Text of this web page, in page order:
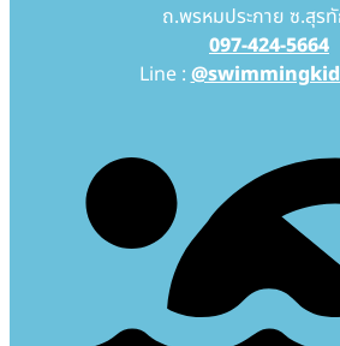
ถ.พรหมประกาย ซ.สุร
097-424-5664
Line :